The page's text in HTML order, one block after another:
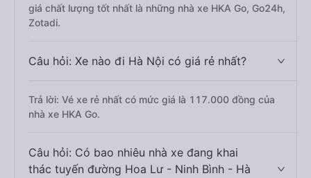
giá chất lượng tốt nhất là những nhà xe HKA Go, Go24h,
Zotadi.
Câu hỏi: Xe nào đi Hà Nội có giá rẻ nhất?
Trả lời: Vé xe rẻ nhất có mức giá là 117.000 đồng của
nhà xe HKA Go.
Câu hỏi: Có bao nhiêu nhà xe đang khai
thác tuyến đường Hoa Lư - Ninh Bình - Hà